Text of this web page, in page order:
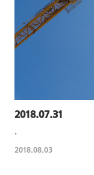
2018.07.31
.
2018.08.03